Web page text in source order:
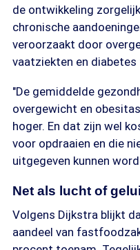
de ontwikkeling
chronische
veroorzaakt door
vaatziekten en diabetes
"De gemiddelde
overgewicht en
hoger. En dat zijn wel
voor opdraaien en die
uitgegeven kunnen
Net als lucht of
Volgens Dijkstra blijkt
aandeel van